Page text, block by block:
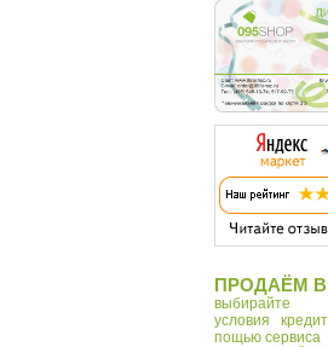
ПРОДАЁМ
выбирайте
условия
пощью сервиса